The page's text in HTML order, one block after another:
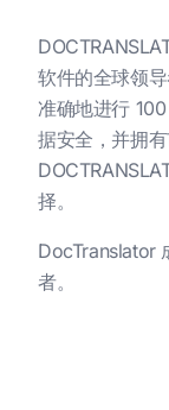
软件的全球领
准确地进行
据安全，并拥
择。
DocTranslator
者。